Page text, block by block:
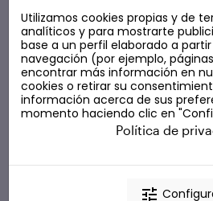
COSMÉTICA LOW COST
Utilizamos cookies propias y de
analíticos y para mostrarte
base a un perfil elaborado a
navegación (por ejemplo,
encontrar más información en
cookies o retirar su
información acerca de sus
momento haciendo clic en
Política de
tune